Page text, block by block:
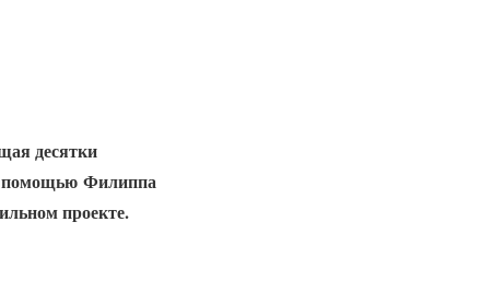
десятки
помощью Филиппа
проекте.